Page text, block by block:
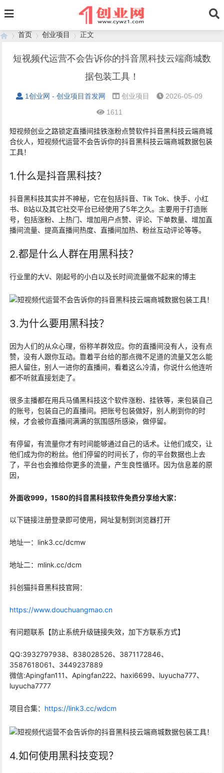
首页 创业项目 正文
短视频代运营不会告诉你的抖音黑科技云端商城数
据包装工具！
1创业网 - 创业项目首发网 创业项目
2026-05-09
1611
短视频创业之路锁定直播间挂铁涨粉点赞软件抖音黑科技云端商城
合伙人，短视频代运营不会告诉你的抖音黑科技云端商城数据包装
工具！
1.什么是抖音黑科技？
抖音黑科技其实并不神秘，它在包括抖音、Tik Tok、快手、小红
书、B站以及其它社交平台已经使用了5年之久。主要用于打造账
号，包括涨粉、上热门、增加用户点赞、评论、下单数量、增加直
播间流量、提高直播间热度、直播间加热、粉丝互动评论等等。
2.都是什么人群在用黑科技？
行业里的大V、刚起号的小白以及长时间流量做不起来的博主
3.为什么要用黑科技？
因为人们的从众心理，俗称羊群效应。你的直播间没有人，没有点
赞，没有人跟你互动。靠着平台给的那点微不足道的流量又怎么能
把人留住，别人一进你的直播间，看着这么冷清，你说什么他连听
都不听就直接划走了。
很多主播都在用兵马俑黑科技这个软件涨粉、挂铁等，来包装自己
的账号，包装自己的直播间。把账号包装做好，别人刷到你的时
候，才会被你直播间满满的氛围感所感染，做停留。
有停留，有流量你才有时间能够通过自己的话术。让他们成交，让
他们成为你的粉丝。他们停留的时间长了，你的平台数据也上去
了，平台也会推给你更多的流量，产生良性循环。因为信息差的原
因，
外面收999，1580的抖音黑科技软件免费分享给大家：
以下链接注册登录即可使用，网址复制到浏览器打开
地址一：link3.cc/dcmw
地址二：mlink.cc/dcm
抖创猫抖音黑科技官网：
https://www.douchuangmao.cn
有问题联系【防止系统升级链接失效，加下方联系方式】
QQ:3932797938、838028526、3871172846、
3587618061、3449237889
微信:Apingfan111、Apingfan222、haxi6699、luyucha777、
luyucha7777
项目合集： https://link3.cc/wdcm
4.如何使用黑科技变现？